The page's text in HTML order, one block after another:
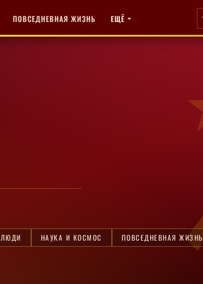
ПОВСЕДНЕВНАЯ ЖИЗНЬ ЕЩЁ
ЛЮДИ НАУКА И КОСМОС ПОВСЕДНЕВНАЯ ЖИЗНЬ